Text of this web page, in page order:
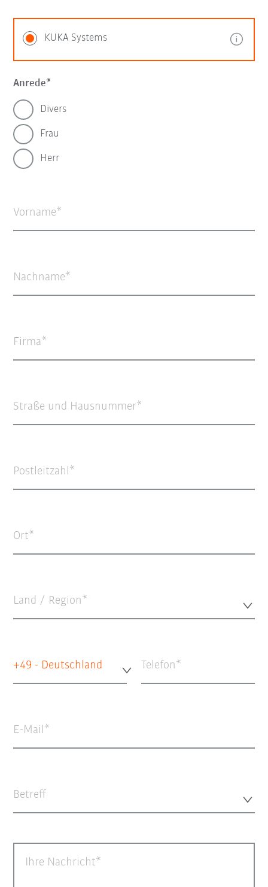
KUKA Systems
Anrede
Divers
Frau
Herr
Vorname
Nachname
Firma
Straße und Hausnummer
Postleitzahl
Ort
Land / Region*
+49 - Deutschland Telefon
E-Mail
Betreff
Ihre Nachricht